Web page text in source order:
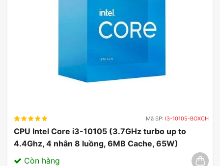
Mã SP: I3-10105-BOXCH
CPU Intel Core i3-10105 (3.7GHz turbo up to
4.4Ghz, 4 nhân 8 luồng, 6MB Cache, 65W)
03/2025
Còn hàng